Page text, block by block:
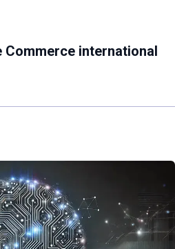
Commerce international